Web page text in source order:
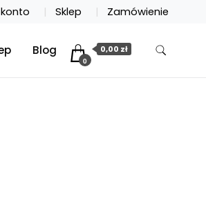
Sklep Zamówienie
Blog
0
0,00 zł